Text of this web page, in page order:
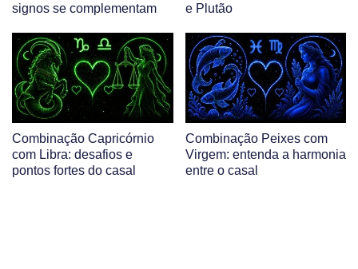
signos se complementam
e Plutão
Combinação Capricórnio
com Libra: desafios e
pontos fortes do casal
Combinação Peixes com
Virgem: entenda a harmonia
entre o casal